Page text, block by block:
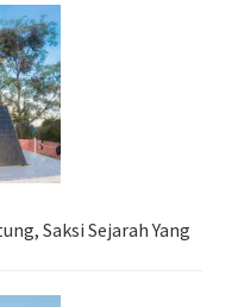
Saksi Sejarah Yang